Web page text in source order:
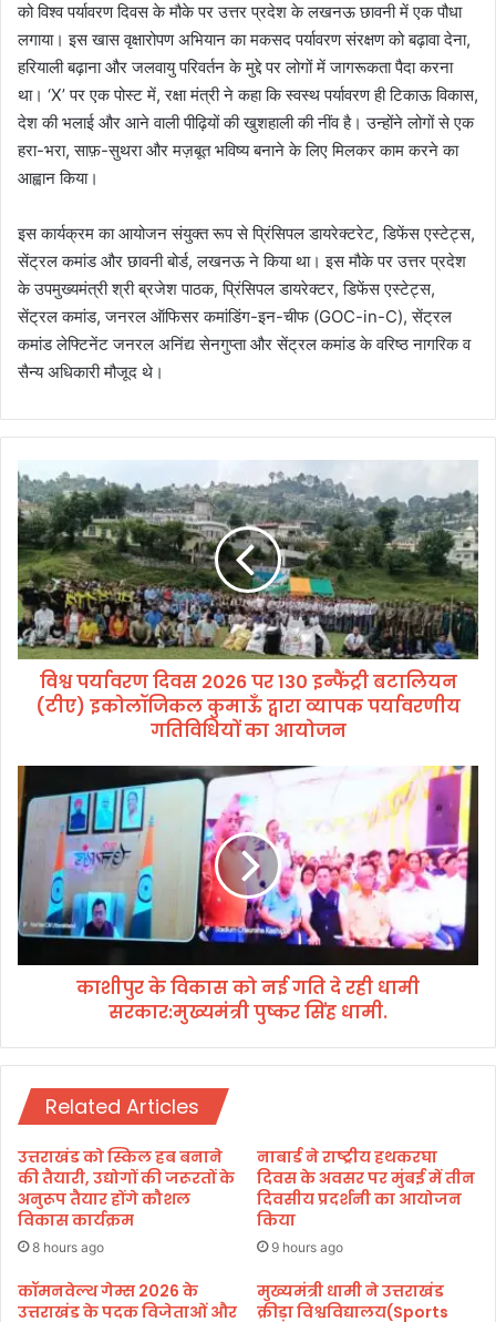
को विश्व पर्यावरण दिवस के मौके पर उत्तर प्रदेश के लखनऊ छावनी में एक पौधा
लगाया। इस खास वृक्षारोपण अभियान का मकसद पर्यावरण संरक्षण को बढ़ावा देना,
हरियाली बढ़ाना और जलवायु परिवर्तन के मुद्दे पर लोगों में जागरूकता पैदा करना
था। ‘X’ पर एक पोस्ट में, रक्षा मंत्री ने कहा कि स्वस्थ पर्यावरण ही टिकाऊ विकास,
देश की भलाई और आने वाली पीढ़ियों की खुशहाली की नींव है। उन्होंने लोगों से एक
हरा-भरा, साफ़-सुथरा और मज़बूत भविष्य बनाने के लिए मिलकर काम करने का
आह्वान किया।
इस कार्यक्रम का आयोजन संयुक्त रूप से प्रिंसिपल डायरेक्टरेट, डिफेंस एस्टेट्स,
सेंट्रल कमांड और छावनी बोर्ड, लखनऊ ने किया था। इस मौके पर उत्तर प्रदेश
के उपमुख्यमंत्री श्री ब्रजेश पाठक, प्रिंसिपल डायरेक्टर, डिफेंस एस्टेट्स,
सेंट्रल कमांड, जनरल ऑफिसर कमांडिंग-इन-चीफ (GOC-in-C), सेंट्रल
कमांड लेफ्टिनेंट जनरल अनिंद्य सेनगुप्ता और सेंट्रल कमांड के वरिष्ठ नागरिक व
सैन्य अधिकारी मौजूद थे।
वि
श्व
प
र्या
व
र
ण
दि
व
6
प
र
1
3
0
इ
न्फैं
य
टी
)
इ
को
लॉ
क
ल
विश्व पर्यावरण दिवस 2026 पर 130 इन्फैंट्री बटालियन
(टीए) इकोलॉजिकल कुमाऊँ द्वारा व्यापक पर्यावरणीय
गतिविधियों का आयोजन
का
शी
पु
र
के
वि
का
स
को
र
ही
धा
मी
स
र
का
:
मु
काशीपुर के विकास को नई गति दे रही धामी
सरकार:मुख्यमंत्री पुष्कर सिंह धामी.
Related Articles
उत्तराखंड को स्किल हब बनाने
की तैयारी, उद्योगों की जरूरतों के
अनुरूप तैयार होंगे कौशल
विकास कार्यक्रम
8 hours ago
नाबार्ड ने राष्ट्रीय हथकरघा
दिवस के अवसर पर मुंबई में तीन
दिवसीय प्रदर्शनी का आयोजन
किया
9 hours ago
कॉमनवेल्थ गेम्स 2026 के
उत्तराखंड के पदक विजेताओं और
मुख्यमंत्री धामी ने उत्तराखंड
क्रीड़ा विश्वविद्यालय(Sports